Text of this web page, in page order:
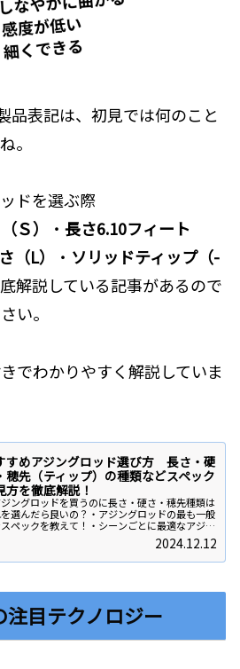
品表記は、初見では何のこと
。
ドを選ぶ際
Ｓ）
・ 長さ6.10フィート
（L）
・ ソリッドティップ（-
解説している記事があるので
い。
でわかりやすく解説していま
すめアジングロッド選び方 長さ・硬
穂先（ティップ）の種類などスペック
方を徹底解説！
ジングロッドを買うのに長さ・硬さ・穂先種類は
を選んだら良いの？・アジングロッドの最も一般
ペックを教えて！・シーンごとに最適なアジン
ッドの選び方を教えて！・アジングロッドとメバ
グロッドの違いは？今回の記事では、このよう
2024.12.12
目テクノロジー